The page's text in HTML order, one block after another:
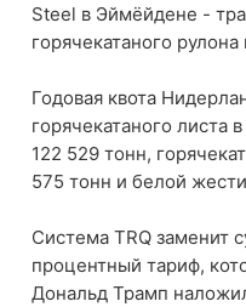
Steel в Эймёйдене -
горячекатаного
Годовая квота
горячекатаного листа
122 529 тонн,
575 тонн и белой
Система TRQ заменит
процентный тариф,
Дональд Трамп